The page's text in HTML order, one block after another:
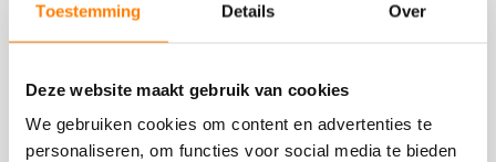
Toestemming Details Over
Deze website maakt gebruik van cookies
We gebruiken cookies om content en advertenties te
personaliseren, om functies voor social media te bieden
DOOS 600 STUKS